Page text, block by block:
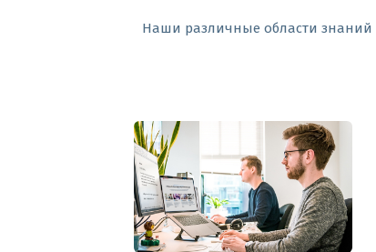
Наши различные области знаний